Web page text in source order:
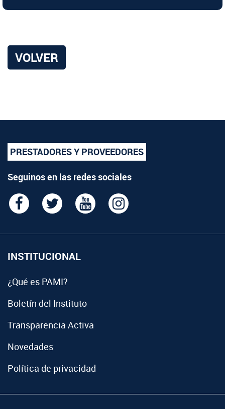
VOLVER
PRESTADORES Y PROVEEDORES
Seguinos en las redes sociales
INSTITUCIONAL
¿Qué es PAMI?
Boletín del Instituto
Transparencia Activa
Novedades
Política de privacidad